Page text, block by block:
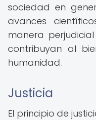
sociedad en
avances
manera
contribuyan al
humanidad.
Justicia
El principio de